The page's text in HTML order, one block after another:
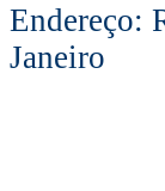
Endereço:
Janeiro